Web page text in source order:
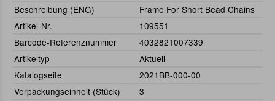
Beschreibung (ENG)
Frame For Short Bead Chains
Artikel-Nr.
109551
Barcode-Referenznummer
4032821007339
Artikeltyp
Aktuell
Katalogseite
2021BB-000-00
Verpackungseinheit (Stück)
3